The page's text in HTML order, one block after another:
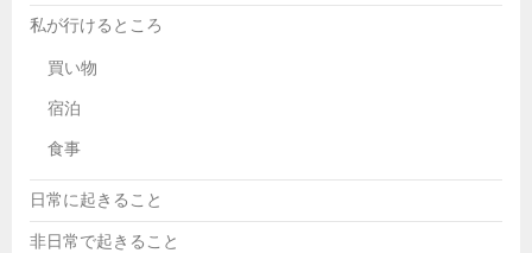
私が行けるところ
買い物
宿泊
食事
日常に起きること
非日常で起きること